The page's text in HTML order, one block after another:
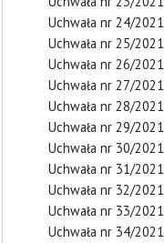
Uchwała nr 24/2021
Uchwała nr 25/2021
Uchwała nr 26/2021
Uchwała nr 27/2021
Uchwała nr 28/2021
Uchwała nr 29/2021
Uchwała nr 30/2021
Uchwała nr 31/2021
Uchwała nr 32/2021
Uchwała nr 33/2021
Uchwała nr 34/2021